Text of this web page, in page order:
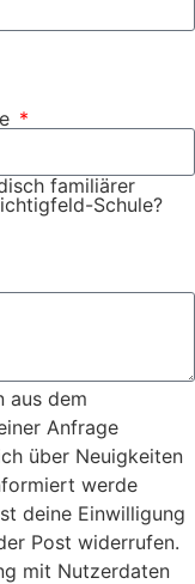
familiärer
Schule?
aus dem
Anfrage
über Neuigkeiten
werde
deine Einwilligung
Post widerrufen.
mit Nutzerdaten